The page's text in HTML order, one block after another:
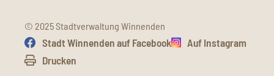
© 2025 Stadtverwaltung Winnenden
Stadt Winnenden auf Facebook
Auf Instagram
Drucken